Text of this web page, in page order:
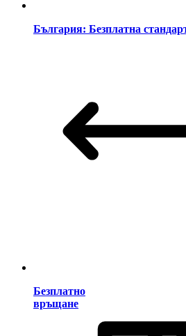
България: Безплатна
Безплатно
връщане